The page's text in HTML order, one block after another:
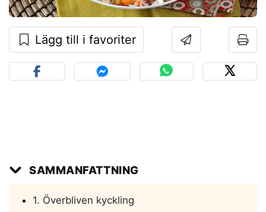
Lägg till i favoriter
SAMMANFATTNING
1. Överbliven kyckling